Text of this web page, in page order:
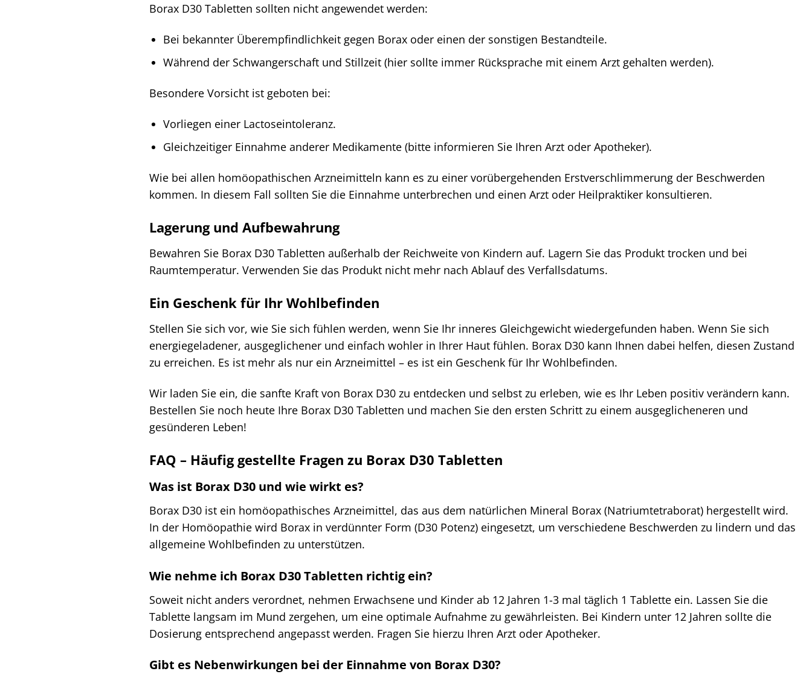
Borax D30 Tabletten sollten nicht angewendet werden:
Bei bekannter Überempfindlichkeit gegen Borax oder einen der sonstigen Bestandteile.
Während der Schwangerschaft und Stillzeit (hier sollte immer Rücksprache mit einem Arzt gehalten werden).
Besondere Vorsicht ist geboten bei:
Vorliegen einer Lactoseintoleranz.
Gleichzeitiger Einnahme anderer Medikamente (bitte informieren Sie Ihren Arzt oder Apotheker).
Wie bei allen homöopathischen Arzneimitteln kann es zu einer vorübergehenden Erstverschlimmerung der Beschwerden
kommen. In diesem Fall sollten Sie die Einnahme unterbrechen und einen Arzt oder Heilpraktiker konsultieren.
Lagerung und Aufbewahrung
Bewahren Sie Borax D30 Tabletten außerhalb der Reichweite von Kindern auf. Lagern Sie das Produkt trocken und bei
Raumtemperatur. Verwenden Sie das Produkt nicht mehr nach Ablauf des Verfallsdatums.
Ein Geschenk für Ihr Wohlbefinden
Stellen Sie sich vor, wie Sie sich fühlen werden, wenn Sie Ihr inneres Gleichgewicht wiedergefunden haben. Wenn Sie sich
energiegeladener, ausgeglichener und einfach wohler in Ihrer Haut fühlen. Borax D30 kann Ihnen dabei helfen, diesen Zustand
zu erreichen. Es ist mehr als nur ein Arzneimittel – es ist ein Geschenk für Ihr Wohlbefinden.
Wir laden Sie ein, die sanfte Kraft von Borax D30 zu entdecken und selbst zu erleben, wie es Ihr Leben positiv verändern kann.
Bestellen Sie noch heute Ihre Borax D30 Tabletten und machen Sie den ersten Schritt zu einem ausgeglicheneren und
gesünderen Leben!
FAQ – Häufig gestellte Fragen zu Borax D30 Tabletten
Was ist Borax D30 und wie wirkt es?
Borax D30 ist ein homöopathisches Arzneimittel, das aus dem natürlichen Mineral Borax (Natriumtetraborat) hergestellt wird.
In der Homöopathie wird Borax in verdünnter Form (D30 Potenz) eingesetzt, um verschiedene Beschwerden zu lindern und das
allgemeine Wohlbefinden zu unterstützen.
Wie nehme ich Borax D30 Tabletten richtig ein?
Soweit nicht anders verordnet, nehmen Erwachsene und Kinder ab 12 Jahren 1-3 mal täglich 1 Tablette ein. Lassen Sie die
Tablette langsam im Mund zergehen, um eine optimale Aufnahme zu gewährleisten. Bei Kindern unter 12 Jahren sollte die
Dosierung entsprechend angepasst werden. Fragen Sie hierzu Ihren Arzt oder Apotheker.
Gibt es Nebenwirkungen bei der Einnahme von Borax D30?